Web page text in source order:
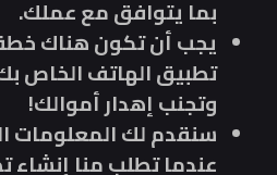
بما يتوافق مع عملك.
يجب أن تكون هناك
تطبيق الهاتف الخاص
وتجنب إهدار أموالك!
سنقدم لك المعلومات
عندما تطلب منا